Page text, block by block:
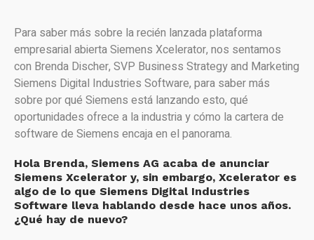
Para saber más sobre la recién lanzada plataforma
empresarial abierta Siemens Xcelerator, nos sentamos
con Brenda Discher, SVP Business Strategy and Marketing
Siemens Digital Industries Software, para saber más
sobre por qué Siemens está lanzando esto, qué
oportunidades ofrece a la industria y cómo la cartera de
software de Siemens encaja en el panorama.
Hola Brenda, Siemens AG acaba de anunciar
Siemens Xcelerator y, sin embargo, Xcelerator es
algo de lo que Siemens Digital Industries
Software lleva hablando desde hace unos años.
¿Qué hay de nuevo?